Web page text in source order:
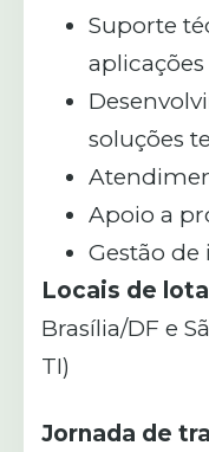
Suporte
soluções
Apoio a
Gestão de
Locais de
Brasília/DF e
TI)
Jornada de